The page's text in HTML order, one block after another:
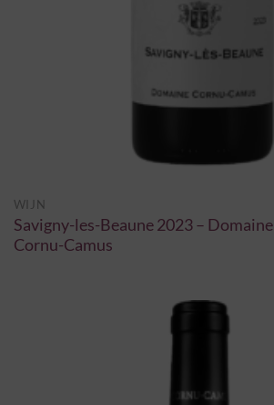
WIJN
Savigny-les-Beaune 2023 – Domaine
Cornu-Camus